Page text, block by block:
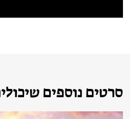
סרטים נוספים